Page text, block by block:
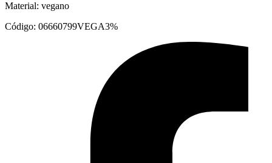
Material: vegano
Código: 06660799VEGA3%